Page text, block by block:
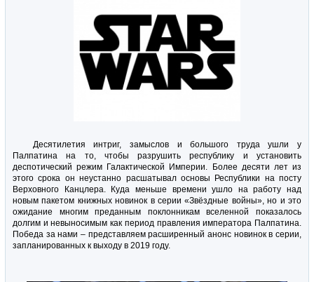
Десятилетия интриг, замыслов и большого труда ушли у
Палпатина на то, чтобы разрушить республику и установить
деспотический режим Галактической Империи. Более десяти лет из
этого срока он неустанно расшатывал основы Республики на посту
Верховного Канцлера. Куда меньше времени ушло на работу над
новым пакетом книжных новинок в серии «Звёздные войны», но и это
ожидание многим преданным поклонникам вселенной показалось
долгим и невыносимым как период правления императора Палпатина.
Победа за нами – представляем расширенный анонс новинок в серии,
запланированных к выходу в 2019 году.